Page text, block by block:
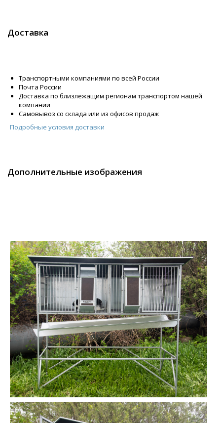
Доставка
Транспортными компаниями по всей России
Почта России
Доставка по близлежащим регионам транспортом нашей
компании
Самовывоз со склада или из офисов продаж
Подробные условия доставки
Дополнительные изображения